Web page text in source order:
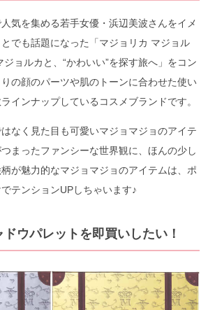
気を集める若手女優・浜辺美波さんをイメ
でも話題になった「マジョリカ マジョル
ョルカと、“かわいい”を探す旅へ」をコン
の顔のパーツや肌のトーンに合わせた使い
インナップしているコスメブランドです。
なく見た目も可愛いマジョマジョのアイテ
まったファンシーな世界観に、ほんの少し
が魅力的なマジョマジョのアイテムは、ポ
テンションUPしちゃいます♪
ウパレットを即買いしたい！